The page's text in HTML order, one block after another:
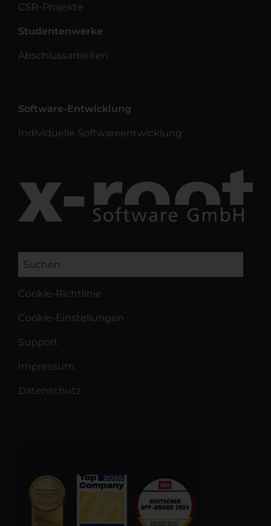
CSR-Projekte
Studentenwerke
Abschlussarbeiten
Software-Entwicklung
Individuelle Softwareentwicklung
Cookie-Richtlinie
Cookie-Einstellungen
Support
Impressum
Datenschutz